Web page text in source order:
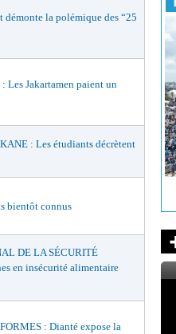
la polémique des “25
Les Jakartamen paient un
: Les étudiants décrètent
bientôt connus
DE LA SÉCURITÉ
en insécurité alimentaire
: Dianté expose la